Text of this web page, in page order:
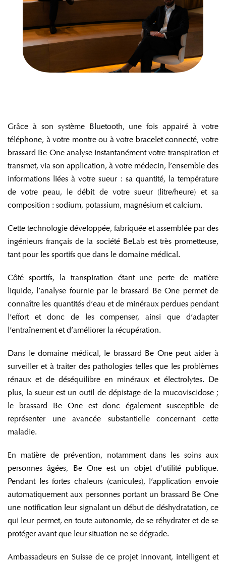
Grâce à son système Bluetooth, une fois appairé à votre
téléphone, à votre montre ou à votre bracelet connecté, votre
brassard Be One analyse instantanément votre transpiration et
transmet, via son application, à votre médecin, l’ensemble des
informations liées à votre sueur : sa quantité, la température
de votre peau, le débit de votre sueur (litre/heure) et sa
composition : sodium, potassium, magnésium et calcium.
Cette technologie développée, fabriquée et assemblée par des
ingénieurs français de la société BeLab est très prometteuse,
tant pour les sportifs que dans le domaine médical.
Côté sportifs, la transpiration étant une perte de matière
liquide, l’analyse fournie par le brassard Be One permet de
connaître les quantités d’eau et de minéraux perdues pendant
l’effort et donc de les compenser, ainsi que d’adapter
l’entraînement et d’améliorer la récupération.
Dans le domaine médical, le brassard Be One peut aider à
surveiller et à traiter des pathologies telles que les problèmes
rénaux et de déséquilibre en minéraux et électrolytes. De
plus, la sueur est un outil de dépistage de la mucoviscidose ;
le brassard Be One est donc également susceptible de
représenter une avancée substantielle concernant cette
maladie.
En matière de prévention, notamment dans les soins aux
personnes âgées, Be One est un objet d’utilité publique.
Pendant les fortes chaleurs (canicules), l’application envoie
automatiquement aux personnes portant un brassard Be One
une notification leur signalant un début de déshydratation, ce
qui leur permet, en toute autonomie, de se réhydrater et de se
protéger avant que leur situation ne se dégrade.
Ambassadeurs en Suisse de ce projet innovant, intelligent et